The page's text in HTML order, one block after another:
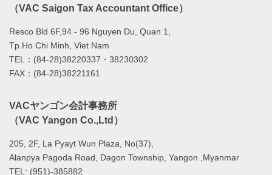
（VAC Saigon Tax Accountant Office）
Resco Bld 6F,94 - 96 Nguyen Du, Quan 1,
Tp.Ho Chi Minh, Viet Nam
TEL：(84-28)38220337・38230302
FAX：(84-28)38221161
VACヤンゴン会計事務所
（VAC Yangon Co.,Ltd）
205, 2F, La Pyayt Wun Plaza, No(37),
Alanpya Pagoda Road, Dagon Township, Yangon ,Myanmar
TEL: (951)-385882